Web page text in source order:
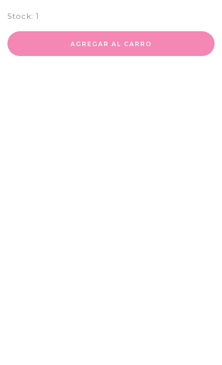
Stock: 1
AGREGAR AL CARRO